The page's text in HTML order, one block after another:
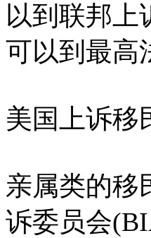
以到联邦上
可以到最高
美国上诉移
亲属类的移
诉委员会